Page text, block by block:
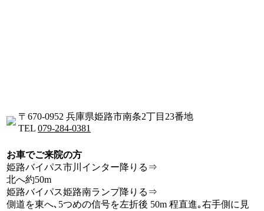
〒670-0952 兵庫県姫路市南条2丁目23番地
TEL 079-284-0381
お車でご来院の方
姫路バイパス市川インター降りる⇒
北へ約50m
姫路バイパス姫路南ランプ降りる⇒
側道を東へ､5つめの信号を左折後 50m 程直進｡右手側に見